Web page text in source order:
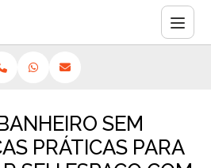
SEM QUEBRAR: DICAS PRÁTICAS PARA
SEM
PRÁTICAS PARA